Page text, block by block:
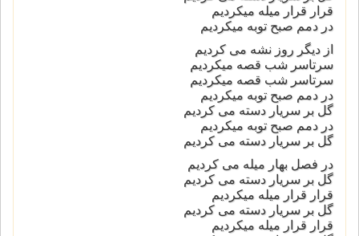
قرار قرار میله میکردیم
در دمم صبح توبه میکردیم
از دیگر روز نشه می کردیم
سرتاسر شب قصه میکردیم
سرتاسر شب قصه میکردیم
در دمم صبح توبه میکردیم
گل بر سریار دسته می کردیم
در دمم صبح توبه میکردیم
گل بر سریار دسته می کردیم
در فصل بهار میله می کردیم
گل بر سریار دسته می کردیم
قرار قرار میله میکردیم
گل بر سریار دسته می کردیم
قرار قرار میله میکردیم